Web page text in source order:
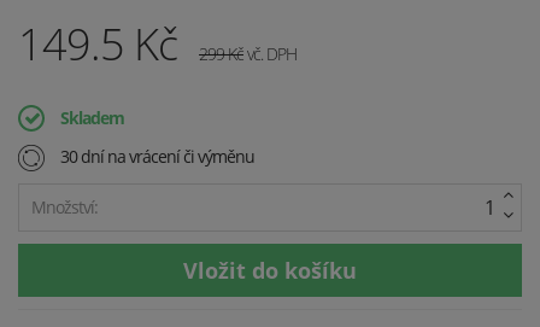
149.5 Kč 299Kčvč. DPH
Skladem
30 dní na vrácení či výměnu
Množství: